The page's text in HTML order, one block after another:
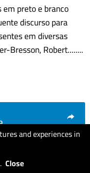
and experiences in
. Close
preto e branco
discurso para
em diversas
Bresson, Robert........